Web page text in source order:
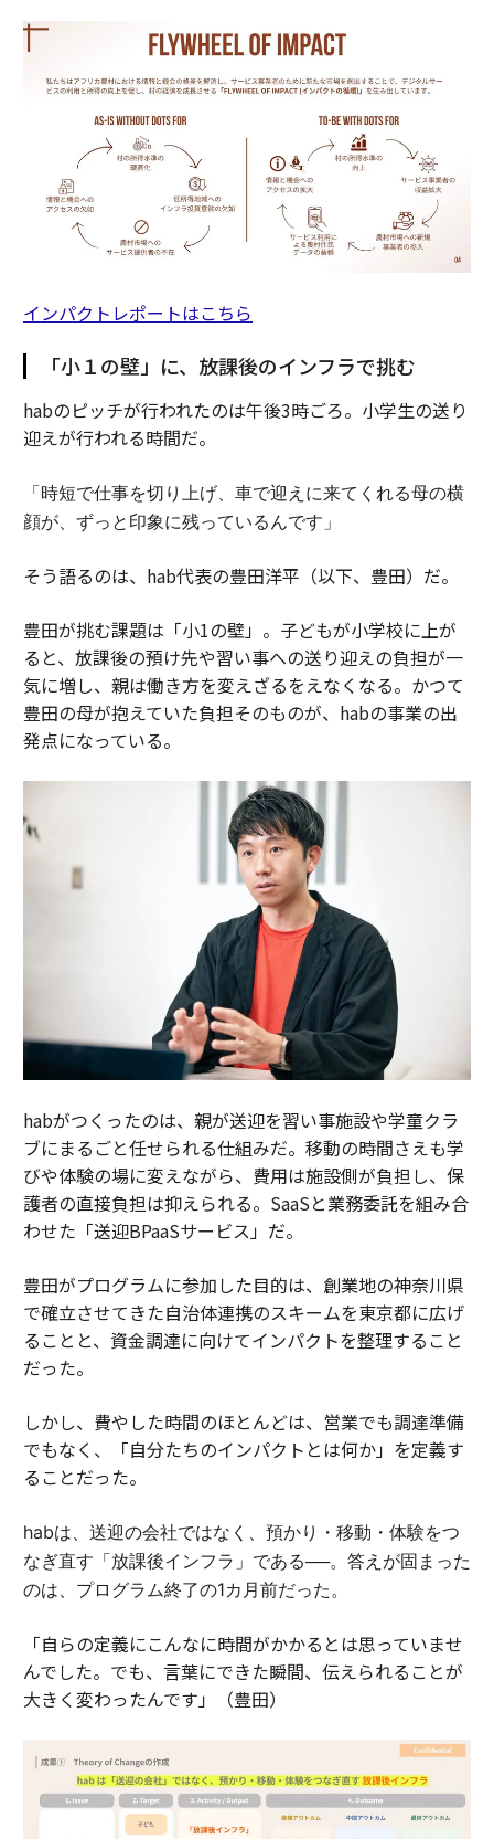
インパクトレポートはこちら
「小１の壁」に、放課後のインフラで挑む
habのピッチが行われたのは午後3時ごろ。小学生の送り
迎えが行われる時間だ。
「時短で仕事を切り上げ、車で迎えに来てくれる母の横
顔が、ずっと印象に残っているんです」
そう語るのは、hab代表の豊田洋平（以下、豊田）だ。
豊田が挑む課題は「小1の壁」。子どもが小学校に上が
ると、放課後の預け先や習い事への送り迎えの負担が一
気に増し、親は働き方を変えざるをえなくなる。かつて
豊田の母が抱えていた負担そのものが、habの事業の出
発点になっている。
habがつくったのは、親が送迎を習い事施設や学童クラ
ブにまるごと任せられる仕組みだ。移動の時間さえも学
びや体験の場に変えながら、費用は施設側が負担し、保
護者の直接負担は抑えられる。SaaSと業務委託を組み合
わせた「送迎BPaaSサービス」だ。
豊田がプログラムに参加した目的は、創業地の神奈川県
で確立させてきた自治体連携のスキームを東京都に広げ
ることと、資金調達に向けてインパクトを整理すること
だった。
しかし、費やした時間のほとんどは、営業でも調達準備
でもなく、「自分たちのインパクトとは何か」を定義す
ることだった。
habは、送迎の会社ではなく、預かり・移動・体験をつ
なぎ直す「放課後インフラ」である──。答えが固まった
のは、プログラム終了の1カ月前だった。
「自らの定義にこんなに時間がかかるとは思っていませ
んでした。でも、言葉にできた瞬間、伝えられることが
大きく変わったんです」（豊田）